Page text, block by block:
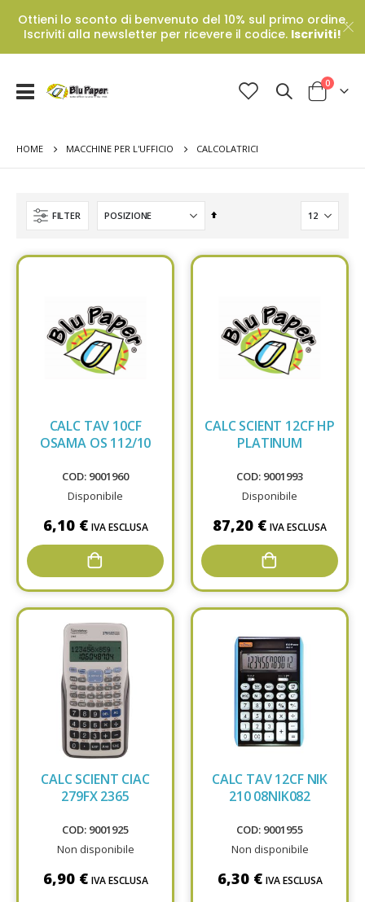
Ottieni lo sconto di benvenuto del 10% sul primo ordine.
Iscriviti alla newsletter per ricevere il codice. Iscriviti!
Toggle
Cart
0Prodotti
HOME MACCHINE PER L'UFFICIO CALCOLATRICI
FILTER
Set
CALC TAV 10CF
OSAMA OS 112/10
COD: 9001960
Disponibile
6,10 € IVA ESCLUSA
CALC SCIENT 12CF HP
PLATINUM
COD: 9001993
Disponibile
87,20 € IVA ESCLUSA
CALC SCIENT CIAC
279FX 2365
COD: 9001925
Non disponibile
6,90 € IVA ESCLUSA
CALC TAV 12CF NIK
210 08NIK082
COD: 9001955
Non disponibile
6,30 € IVA ESCLUSA